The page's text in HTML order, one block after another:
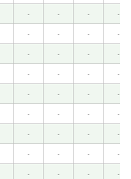
い方がきついと書いている
す。複数回受けていますが、
ことがあります。ご注意く
習の為に考えていただきあり
後もよろしくお願いします！
( 女性 )
程。
- - - -
- - - -
- - - -
- - - -
- - - -
- - - -
- - - -
- - - -
- - - -